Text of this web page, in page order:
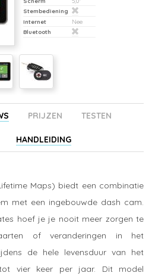
Stembediening
Internet
Nee
Bluetooth
PRIJZEN TESTEN
HANDLEIDING
Maps) biedt een combinatie
met een ingebouwde dash cam.
hoef je je nooit meer zorgen te
of veranderingen in het
de hele levensduur van het
vier keer per jaar. Dit model